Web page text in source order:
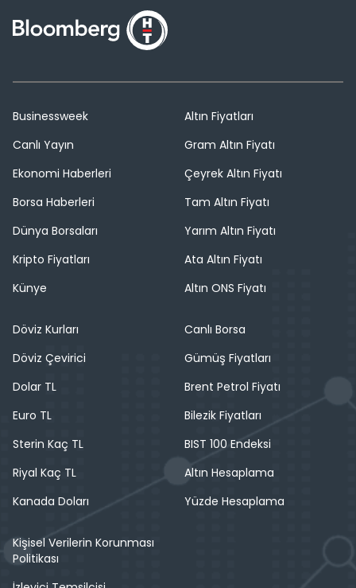
Businessweek
Canlı Yayın
Ekonomi Haberleri
Borsa Haberleri
Dünya Borsaları
Kripto Fiyatları
Künye
Altın Fiyatları
Gram Altın Fiyatı
Çeyrek Altın Fiyatı
Tam Altın Fiyatı
Yarım Altın Fiyatı
Ata Altın Fiyatı
Altın ONS Fiyatı
Döviz Kurları
Döviz Çevirici
Dolar TL
Euro TL
Sterin Kaç TL
Riyal Kaç TL
Kanada Doları
Canlı Borsa
Gümüş Fiyatları
Brent Petrol Fiyatı
Bilezik Fiyatları
BIST 100 Endeksi
Altın Hesaplama
Yüzde Hesaplama
Kişisel Verilerin Korunması
Politikası